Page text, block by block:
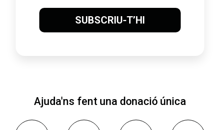
SUBSCRIU-T’HI
Ajuda'ns fent una donació única